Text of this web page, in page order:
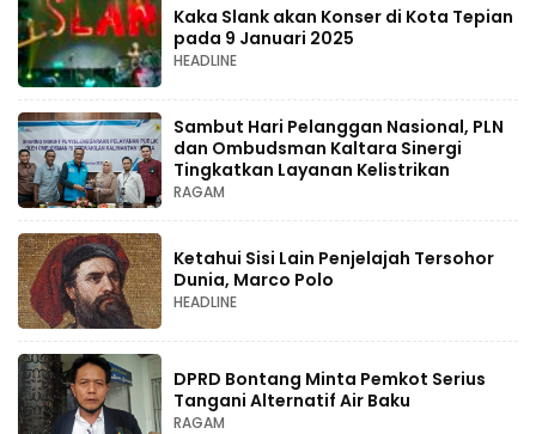
Kaka Slank akan Konser di Kota Tepian
pada 9 Januari 2025
HEADLINE
Sambut Hari Pelanggan Nasional, PLN
dan Ombudsman Kaltara Sinergi
Tingkatkan Layanan Kelistrikan
RAGAM
Ketahui Sisi Lain Penjelajah Tersohor
Dunia, Marco Polo
HEADLINE
DPRD Bontang Minta Pemkot Serius
Tangani Alternatif Air Baku
RAGAM